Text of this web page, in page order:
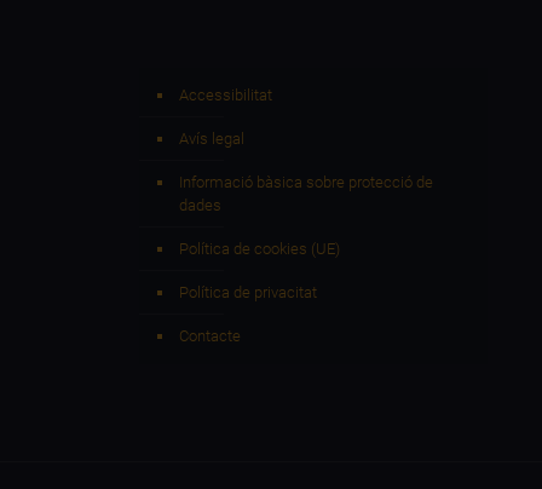
Accessibilitat
Avís legal
Informació bàsica sobre protecció de
dades
Política de cookies (UE)
Política de privacitat
Contacte